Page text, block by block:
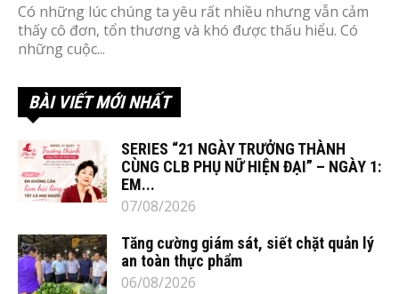
Có những lúc chúng ta yêu rất nhiều nhưng vẫn cảm
thấy cô đơn, tổn thương và khó được thấu hiểu. Có
những cuộc...
BÀI VIẾT MỚI NHẤT
SERIES “21 NGÀY TRƯỞNG THÀNH
CÙNG CLB PHỤ NỮ HIỆN ĐẠI” – NGÀY 1:
EM...
07/08/2026
Tăng cường giám sát, siết chặt quản lý
an toàn thực phẩm
06/08/2026